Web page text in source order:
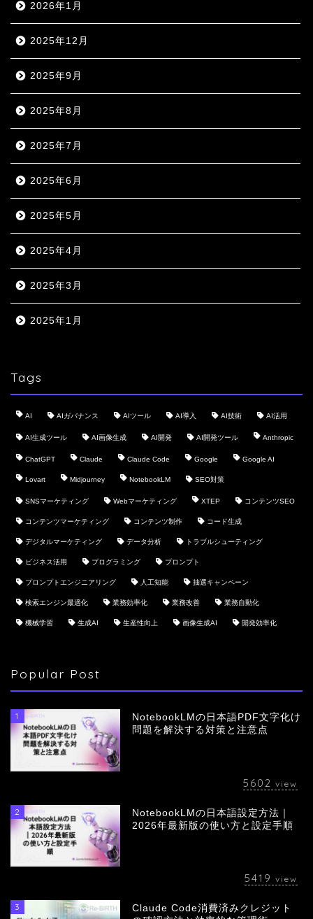
2026年1月
2025年12月
2025年9月
2025年8月
2025年7月
2025年6月
2025年5月
2025年4月
2025年3月
2025年1月
Tags
AI AIガバナンス AIツール AI導入 AI技術 AI活用
AI生成ツール AI画像生成 AI開発 AI開発ツール Anthropic
ChatGPT Claude Claude Code Google Google AI
Lovart Midjourney NotebookLM SEO対策
SNSマーケティング Webマーケティング XTEP コンテンツSEO
コンテンツマーケティング コンテンツ制作 コード生成
デジタルマーケティング データ分析 トラブルシューティング
ビジネス活用 プログラミング プロンプト
プロンプトエンジニアリング 人工知能 抽選キャンペーン
検索エンジン最適化 業務効率化 業務改善 業務自動化
機械学習 生成AI 生産性向上 画像生成AI 開発効率化
Popular Post
1
NotebookLMの日本語PDF文字化け
問題を解決する対策と注意点
5602 view
2
NotebookLMの日本語設定方法｜
2026年最新版の使い方と設定手順
5419 view
3
Claude Code消費済みクレジット
会社概要
採用情報